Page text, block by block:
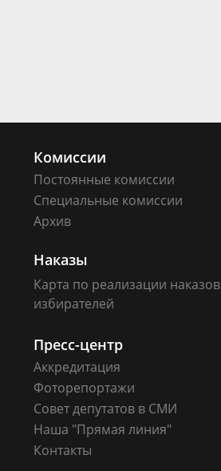
Комиссии
Постоянные комиссии
Специальные комиссии
Архив
Наказы
Карта по реализации наказов
избирателей
Пресс-центр
Аккредитация
Фоторепортажи
Совет депутатов в СМИ
Наша "Прямая линия"
Контакты